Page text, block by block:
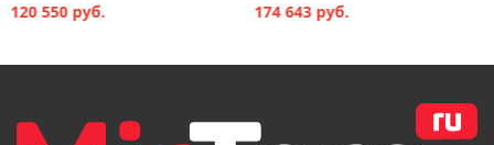
120 550 руб. 174 643 руб.